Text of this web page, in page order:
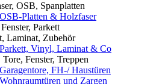
OSB, Spanplatten
OSB-Platten & Holzfaser
Parkett
Laminat, Zubehör
Parkett, Vinyl, Laminat & Co
Fenster, Treppen
Garagentore, FH-/ Haustüren
Wohnraumtüren und Zargen